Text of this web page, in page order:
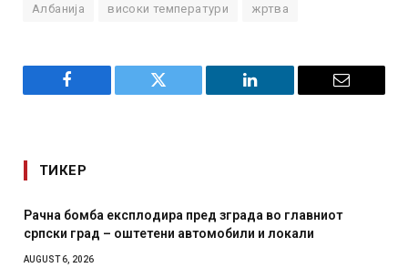
Албанија високи температури жртва
Facebook Twitter LinkedIn Email
ТИКЕР
Рачна бомба експлодира пред зграда во главниот
српски град – оштетени автомобили и локали
AUGUST 6, 2026